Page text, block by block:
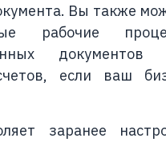
Вы также
рабочие
документов
если ваш
заранее